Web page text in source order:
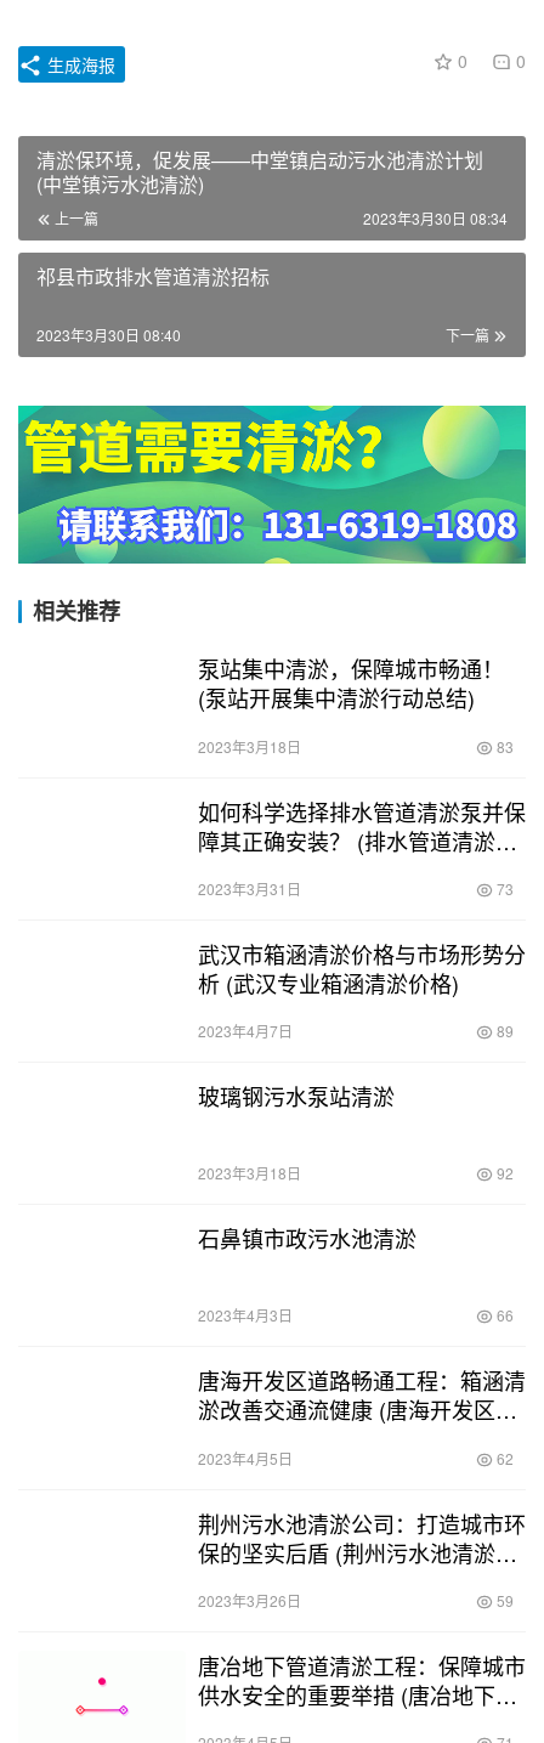
0 0
生成海报
清淤保环境，促发展——中堂镇启动污水池清淤计划
(中堂镇污水池清淤)
上一篇 2023年3月30日 08:34
祁县市政排水管道清淤招标
下一篇
2023年3月30日 08:40
相关推荐
泵站集中清淤，保障城市畅通！
(泵站开展集中清淤行动总结)
2023年3月18日 83
如何科学选择排水管道清淤泵并保
障其正确安装？ (排水管道清淤泵
2023年3月31日 73
武汉市箱涵清淤价格与市场形势分
析 (武汉专业箱涵清淤价格)
2023年4月7日 89
玻璃钢污水泵站清淤
2023年3月18日 92
石鼻镇市政污水池清淤
2023年4月3日 66
唐海开发区道路畅通工程：箱涵清
淤改善交通流健康 (唐海开发区箱
2023年4月5日 62
荆州污水池清淤公司：打造城市环
保的坚实后盾 (荆州污水池清淤公
2023年3月26日 59
唐冶地下管道清淤工程：保障城市
供水安全的重要举措 (唐冶地下管